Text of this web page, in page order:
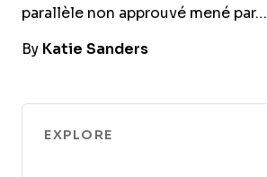
parallèle non approuvé mené par…
By Katie Sanders
EXPLORE